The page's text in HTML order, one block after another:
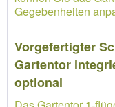
Gegebenheiten
Vorgefertigter
Gartentor
optional